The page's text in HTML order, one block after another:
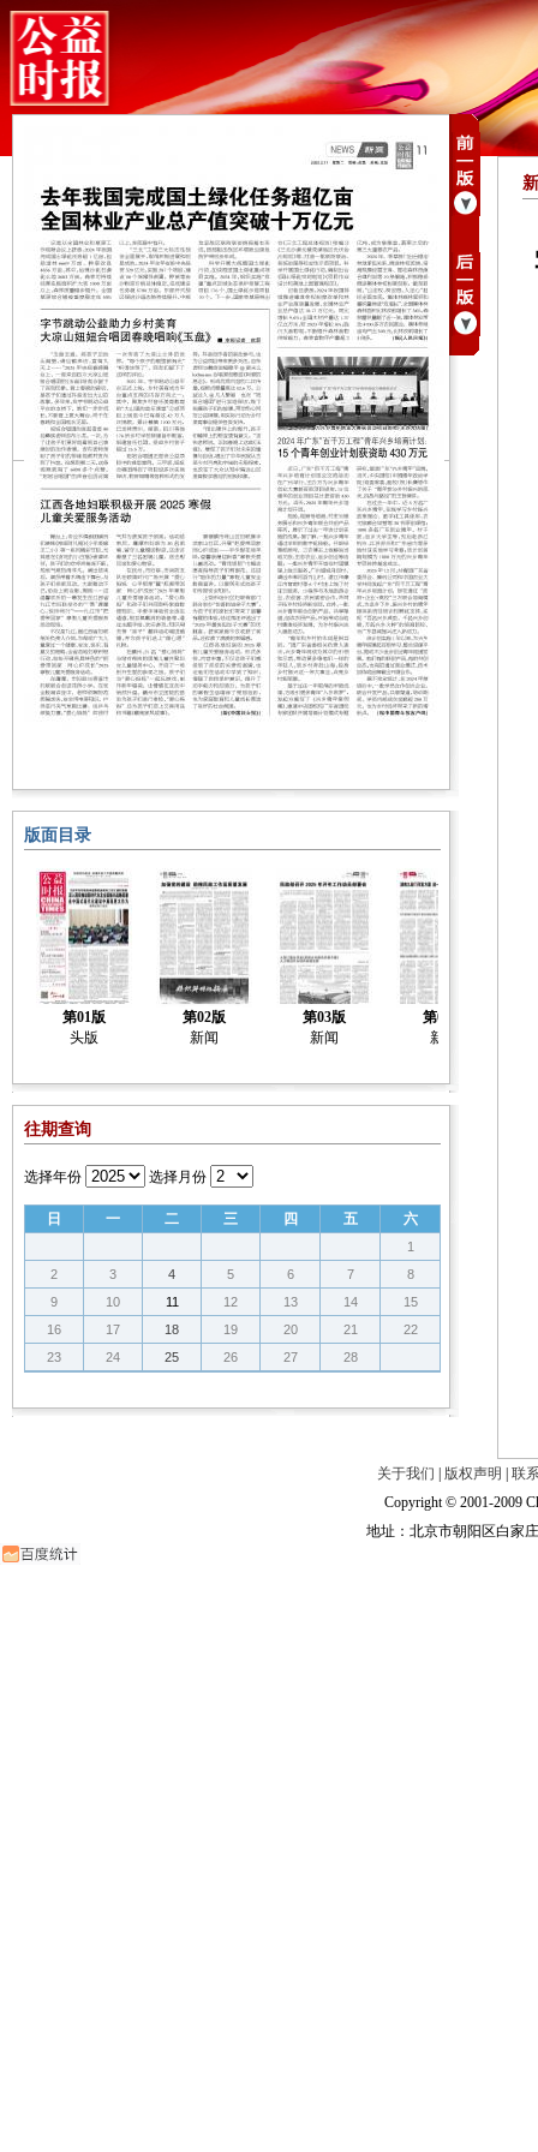
版面目录
第01版
头版
第02版
新闻
第03版
新闻
第04版
新闻
往期查询
选择年份 选择月份
日 一 二 三 四 五 六
1
2
3 4 5 6 7
8
9
10 11 12 13 14
15
16
17 18 19 20 21
22
23
24 25 26 27 28
关于我们 版权声明
联
Copyright © 2001-2009
地址：北京市朝阳区白家